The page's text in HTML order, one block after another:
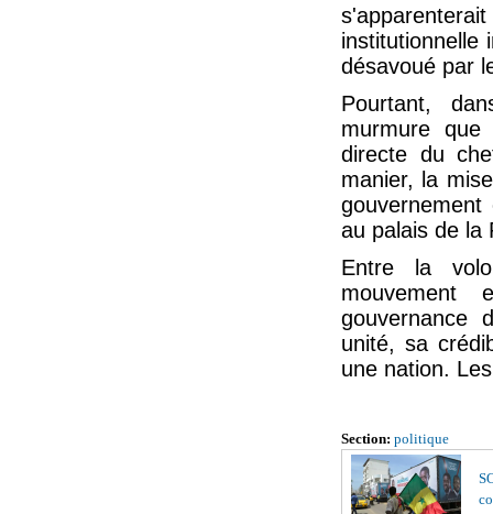
institutionnelle
désavoué par
Pourtant,
murmure
directe du
manier, la
au palais de la
Entre la
gouvernance
unité, sa
une nation.
Section: politique